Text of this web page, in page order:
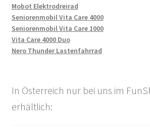
Mobot Elektrodreirad
Seniorenmobil Vita Care 4000
Seniorenmobil Vita Care 1000
Vita Care 4000 Duo
Nero Thunder Lastenfahrrad
In Österreich nur bei uns im
erhältlich: